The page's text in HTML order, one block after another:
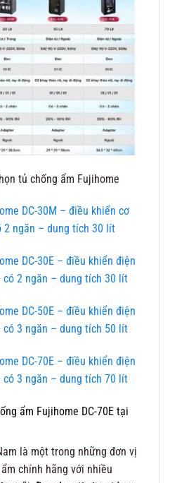
tủ chống ẩm Fujihome
DC-30M – điều khiển cơ
2 ngăn – dung tích 30 lít
DC-30E – điều khiển điện
2 ngăn – dung tích 30 lít
DC-50E – điều khiển điện
3 ngăn – dung tích 50 lít
DC-70E – điều khiển điện
3 ngăn – dung tích 70 lít
ẩm Fujihome DC-70E tại
là một trong những đơn vị
chính hãng với nhiều